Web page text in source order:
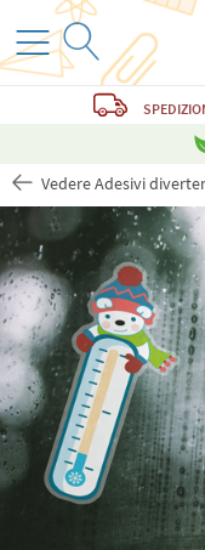
Vedere Adesivi